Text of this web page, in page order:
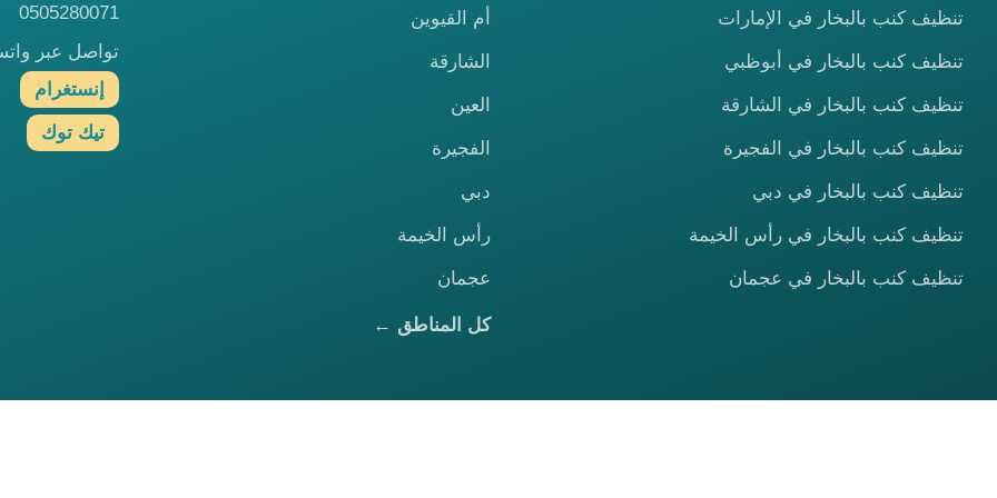
تنظيف كنب بالبخار في الإمارات
تنظيف كنب بالبخار في أبوظبي
تنظيف كنب بالبخار في الشارقة
تنظيف كنب بالبخار في الفجيرة
تنظيف كنب بالبخار في دبي
تنظيف كنب بالبخار في رأس الخيمة
تنظيف كنب بالبخار في عجمان
أم القيوين
الشارقة
العين
الفجيرة
دبي
رأس الخيمة
عجمان
كل المناطق ←
0505280071
تواصل عبر
إنستغرام
تيك توك